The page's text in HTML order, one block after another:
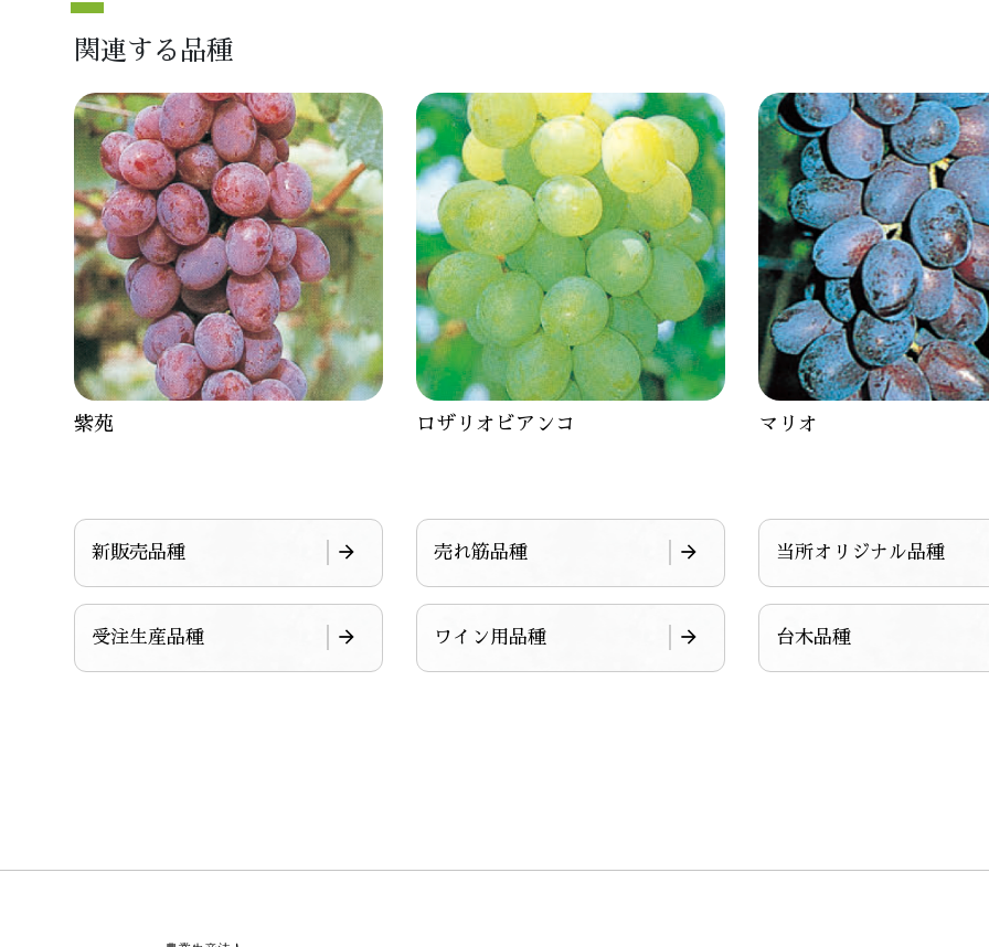
関連する品種
紫苑 ロザリオビアンコ マリオ
新販売品種 売れ筋品種 当所オリジナル品種
受注生産品種 ワイン用品種 台木品種